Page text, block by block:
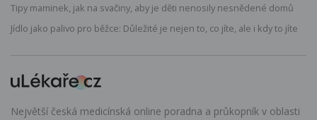
Tipy maminek, jak na svačiny, aby je děti nenosily nesnědené domů
Jídlo jako palivo pro běžce: Důležité je nejen to, co jíte, ale i kdy to jíte
Největší česká medicínská online poradna a průkopník v oblasti